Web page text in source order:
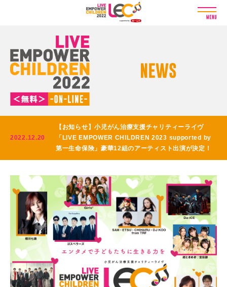
2022.12.20
【お知らせ】小児がん治療支援チャリティーライヴ
「LIVE EMPOWER CHILDREN 2023 supported by
第一生命保険」豪華12組のアーティスト出演が決定！